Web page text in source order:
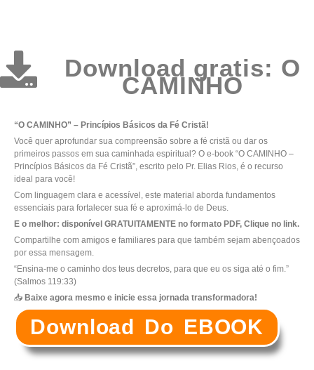
Download gratis: O
CAMINHO
“O CAMINHO” – Princípios Básicos da Fé Cristã!
Você quer aprofundar sua compreensão sobre a fé cristã ou dar os
primeiros passos em sua caminhada espiritual? O e-book “O CAMINHO –
Princípios Básicos da Fé Cristã”, escrito pelo Pr. Elias Rios, é o recurso
ideal para você!
Com linguagem clara e acessível, este material aborda fundamentos
essenciais para fortalecer sua fé e aproximá-lo de Deus.
E o melhor: disponível GRATUITAMENTE no formato PDF, Clique no link.
Compartilhe com amigos e familiares para que também sejam abençoados
por essa mensagem.
“Ensina-me o caminho dos teus decretos, para que eu os siga até o fim.”
(Salmos 119:33)
📥 Baixe agora mesmo e inicie essa jornada transformadora!
Download Do EBOOK